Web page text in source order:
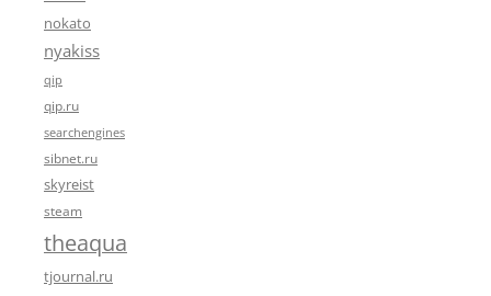
nokato
nyakiss
qip
qip.ru
searchengines
sibnet.ru
skyreist
steam
theaqua
tjournal.ru